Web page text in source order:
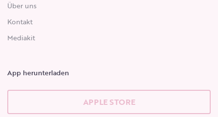
Über uns
Kontakt
Mediakit
App herunterladen
APPLE STORE